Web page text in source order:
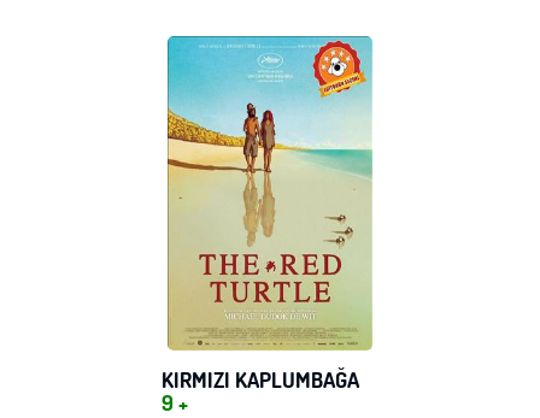
KIRMIZI KAPLUMBAĞA
9 +